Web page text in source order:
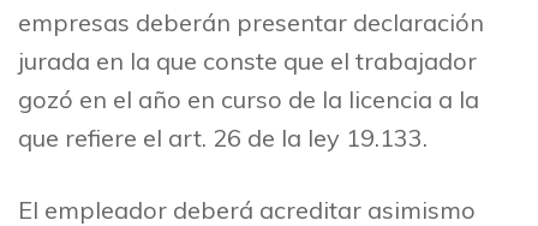
empresas deberán presentar declaración
jurada en la que conste que el trabajador
gozó en el año en curso de la licencia a la
que refiere el art. 26 de la ley 19.133.
El empleador deberá acreditar asimismo